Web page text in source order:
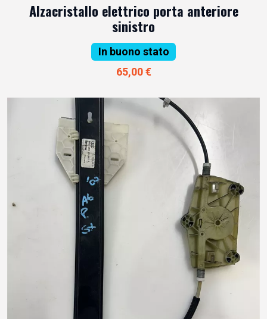
Alzacristallo elettrico porta anteriore
sinistro
In buono stato
65,00 €